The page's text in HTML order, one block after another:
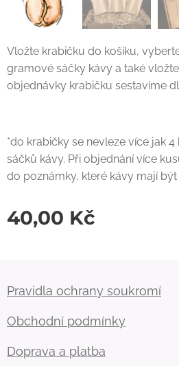
Vložte krabičku do košíku,
gramové sáčky kávy a také
objednávky krabičku sestavíme
*do krabičky se nevleze více jak
sáčků kávy. Při objednání více
do poznámky, které kávy mají
40,00 Kč
Pravidla ochrany soukromí
Obchodní podmínky
Doprava a platba